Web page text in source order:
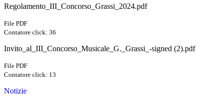
Regolamento_III_Concorso_Grassi_2024.pdf
File PDF
Contatore click: 36
Invito_al_III_Concorso_Musicale_G._Grassi_-signed (2).pdf
File PDF
Contatore click: 13
Notizie